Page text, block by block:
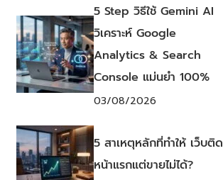
5 Step วิธีใช้ Gemini AI
วิเคราะห์ Google
Analytics & Search
Console แม่นยำ 100%
03/08/2026
5 สาเหตุหลักที่ทำให้ เว็บติด
หน้าแรกแต่ขายไม่ได้?